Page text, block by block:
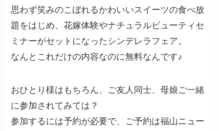
思わず笑みのこぼれるかわいいスイーツの食べ放
題をはじめ、花嫁体験やナチュラルビューティセ
ミナーがセットになったシンデレラフェア。
なんとこれだけの内容なのに無料なんです♪
おひとり様はもちろん、ご友人同士、母娘ご一緒
に参加されてみては？
参加するには予約が必要で、ご予約は福山ニュー